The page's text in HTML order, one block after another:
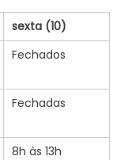
sexta (10)
Fechados
Fechadas
8h às 13h